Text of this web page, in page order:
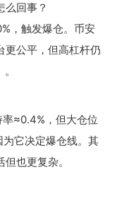
么回事？
，触发爆仓。币安
更公平，但高杠杆仍
≈0.4%，但大仓位
它决定爆仓线。其
也更复杂。